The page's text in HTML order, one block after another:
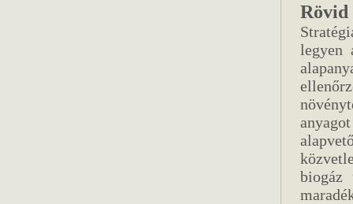
Rövid
legyen
biogáz